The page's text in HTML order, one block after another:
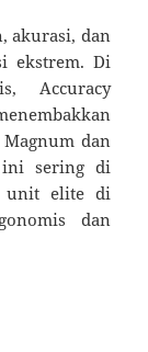
akurasi, dan
ekstrem. Di
Accuracy
dan
ini sering di
unit elite di
dan